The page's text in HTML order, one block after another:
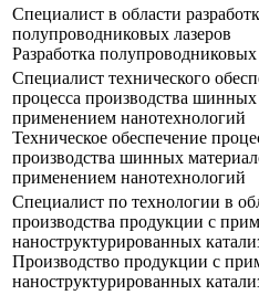
Специалист в области
полупроводниковых лазеров
Разработка полупроводниковых
Специалист технического
процесса производства шинных
применением нанотехнологий
Техническое обеспечение
производства шинных
применением нанотехнологий
Специалист по технологии в
производства продукции с
наноструктурированных
Производство продукции с
наноструктурированных